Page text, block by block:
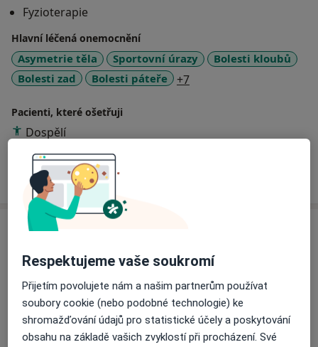
Fyzioterapie
Hlavní léčená onemocnění
Asymetrie těla Sportovní úrazy
Bolesti kloubů
Bolesti zad
Bolesti páteře +7a11y_sr_more_diseases
Pacienti, které ošetřuji
Dospělí
Služby a ceník služeb
DOSPĚLÍ - Podologie/podiatrie
800 Kč Detaily
Fyzioterapeutické konzultace
800 Kč Detaily
Respektujeme vaše soukromí
Přijetím povolujete nám a našim partnerům používat
soubory cookie (nebo podobné technologie) ke
shromažďování údajů pro statistické účely a poskytování
obsahu na základě vašich zvyklostí při procházení. Své